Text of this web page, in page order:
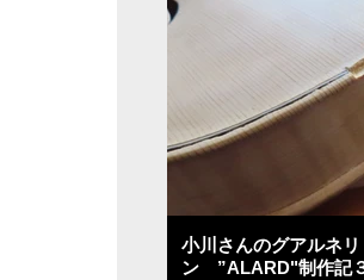
小川さんのグアルネ
ン ”ALARD"制作記